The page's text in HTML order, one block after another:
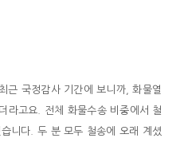
근 국정감사 기간에 보니까, 화물열
라고요. 전체 화물수송 비중에서 철
니다. 두 분 모두 철송에 오래 계셨